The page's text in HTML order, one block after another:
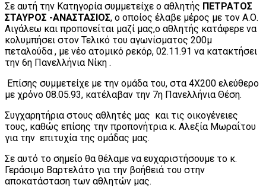
Σε αυτή την Κατηγορία συμμετείχε ο αθλητής ΠΕΤΡΑΤΟΣ
ΣΤΑΥΡΟΣ -ΑΝΑΣΤΑΣΙΟΣ, ο οποίος έλαβε μέρος με τον Α.Ο.
Αιγάλεω και προπονείται μαζί μας,ο αθλητής κατάφερε να
κολυμπήσει στον Τελικό του αγωνίσματος 200μ
πεταλούδα , με νέο ατομικό ρεκόρ, 02.11.91 να κατακτήσει
την 6η Πανελλήνια Νίκη .
Επίσης συμμετείχε με την ομάδα του, στα 4Χ200 ελεύθερο
με χρόνο 08.05.93, κατέλαβαν την 7η Πανελλήνια Θέση.
Συγχαρητήρια στους αθλητές μας και τις οικογένειες
τους, καθώς επίσης την προπονήτρια κ. Αλεξία Μωραΐτου
για την επιτυχία της ομάδας μας.
Σε αυτό το σημείο θα θέλαμε να ευχαριστήσουμε το κ.
Γεράσιμο Βαρτελάτο για την βοήθειά του στην
αποκατάσταση των αθλητών μας.